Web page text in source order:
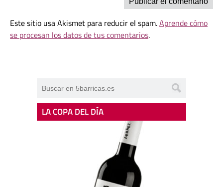
Este sitio usa Akismet para reducir el spam.Aprende cómo
se procesan los datos de tus comentarios.
LA COPA DEL DÍA